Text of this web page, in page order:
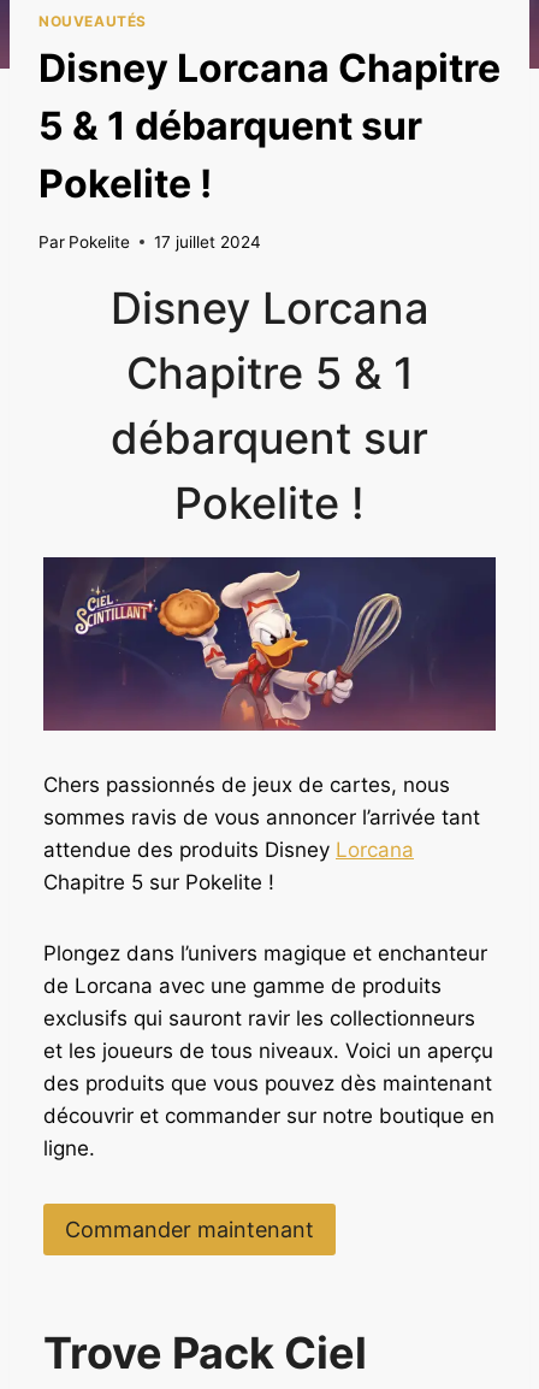
NOUVEAUTÉS
Disney Lorcana Chapitre
5 & 1 débarquent sur
Pokelite !
Par Pokelite 17 juillet 2024
Disney Lorcana
Chapitre 5 & 1
débarquent sur
Pokelite !
Chers passionnés de jeux de cartes, nous
sommes ravis de vous annoncer l’arrivée tant
attendue des produits Disney Lorcana
Chapitre 5 sur Pokelite !
Plongez dans l’univers magique et enchanteur
de Lorcana avec une gamme de produits
exclusifs qui sauront ravir les collectionneurs
et les joueurs de tous niveaux. Voici un aperçu
des produits que vous pouvez dès maintenant
découvrir et commander sur notre boutique en
ligne.
Commander maintenant
Trove Pack Ciel